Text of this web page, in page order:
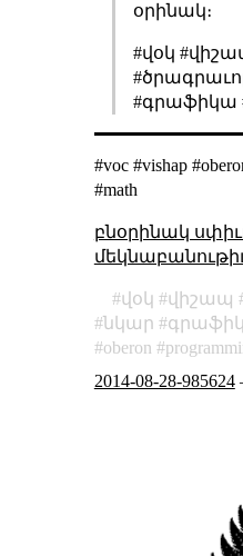
օրինակ։
#վօկ
#գրաֆիկա
#voc #vishap
#math
բնօրինակ
վօկ վիշապ
նկար
oberon
2014-08-28-985624